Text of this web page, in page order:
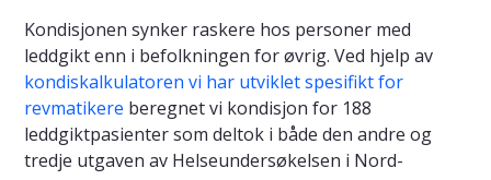
Kondisjonen synker raskere hos personer med
leddgikt enn i befolkningen for øvrig. Ved hjelp av
kondiskalkulatoren vi har utviklet spesifikt for
revmatikere beregnet vi kondisjon for 188
leddgiktpasienter som deltok i både den andre og
tredje utgaven av Helseundersøkelsen i Nord-